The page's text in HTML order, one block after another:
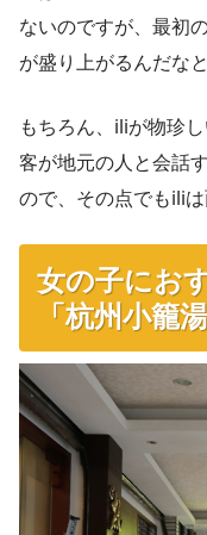
ないのですが、最初
が盛り上がるんだな
もちろん、iliが物珍
客が地元の人と会話
ので、その点でもiliは
女の子にお
「杭州小籠